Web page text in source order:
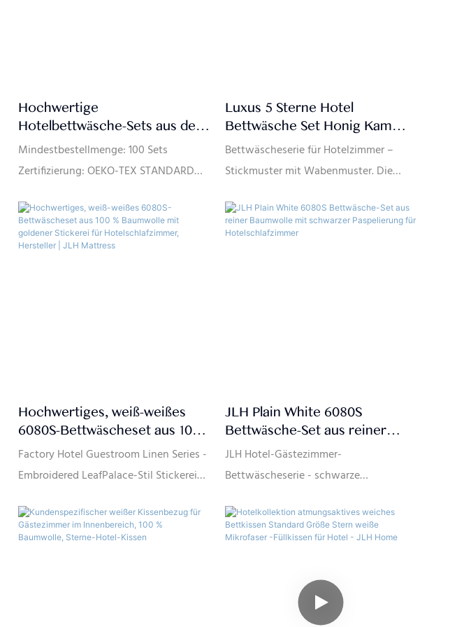
Hochwertige
Hotelbettwäsche-Sets aus der
Guangdong JLH Home Fabrik
Mindestbestellmenge: 100 Sets
Zertifizierung: OEKO-TEX STANDARD
möglich: Ja Zahlung: T/T, L/C
Lieferfähigkeit: 100.000 Stück/Monat
Luxus 5 Sterne Hotel
Bettwäsche Set Honig Kamm
Stickerei Bettbezug
Kissenbezug Custom
Bettwäscheserie für Hotelzimmer –
Stickmuster mit Wabenmuster. Die
Wabenmuster ergibt ein neues
Bettwäscheset. Hochwertige Stoffe und
Hochwertiges, weiß-weißes
6080S-Bettwäscheset aus 100
% Baumwolle mit goldener
Stickerei für
JLH Mattress
Factory Hotel Guestroom Linen Series -
Embroidered LeafPalace-Stil Stickerei
Hotels nach Hause
JLH Plain White 6080S
Bettwäsche-Set aus reiner
Baumwolle mit schwarzer
Paspelierung für
JLH Hotel-Gästezimmer-
Bettwäscheserie - schwarze
kontrastfarbenes Formdesign ---
Einfache, kontrastfarbene, schwarze
hervorragender visueller Genuss,
erhöht das dreidimensionale Gefühl der